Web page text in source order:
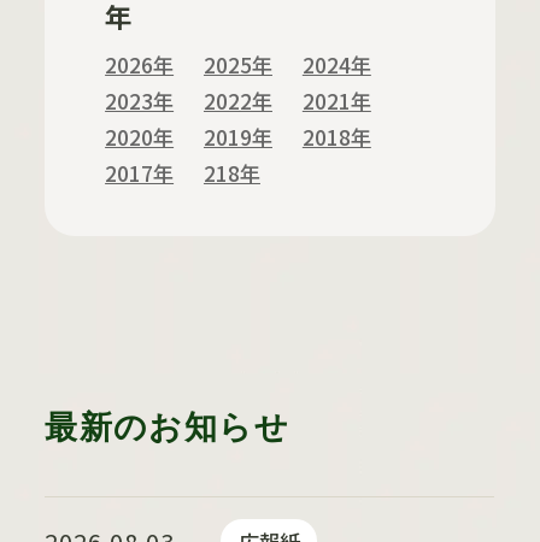
年
2026年 2025年
2024年
2023年
2022年
2021年
2020年
2019年
2018年
2017年
218年
最新のお知らせ